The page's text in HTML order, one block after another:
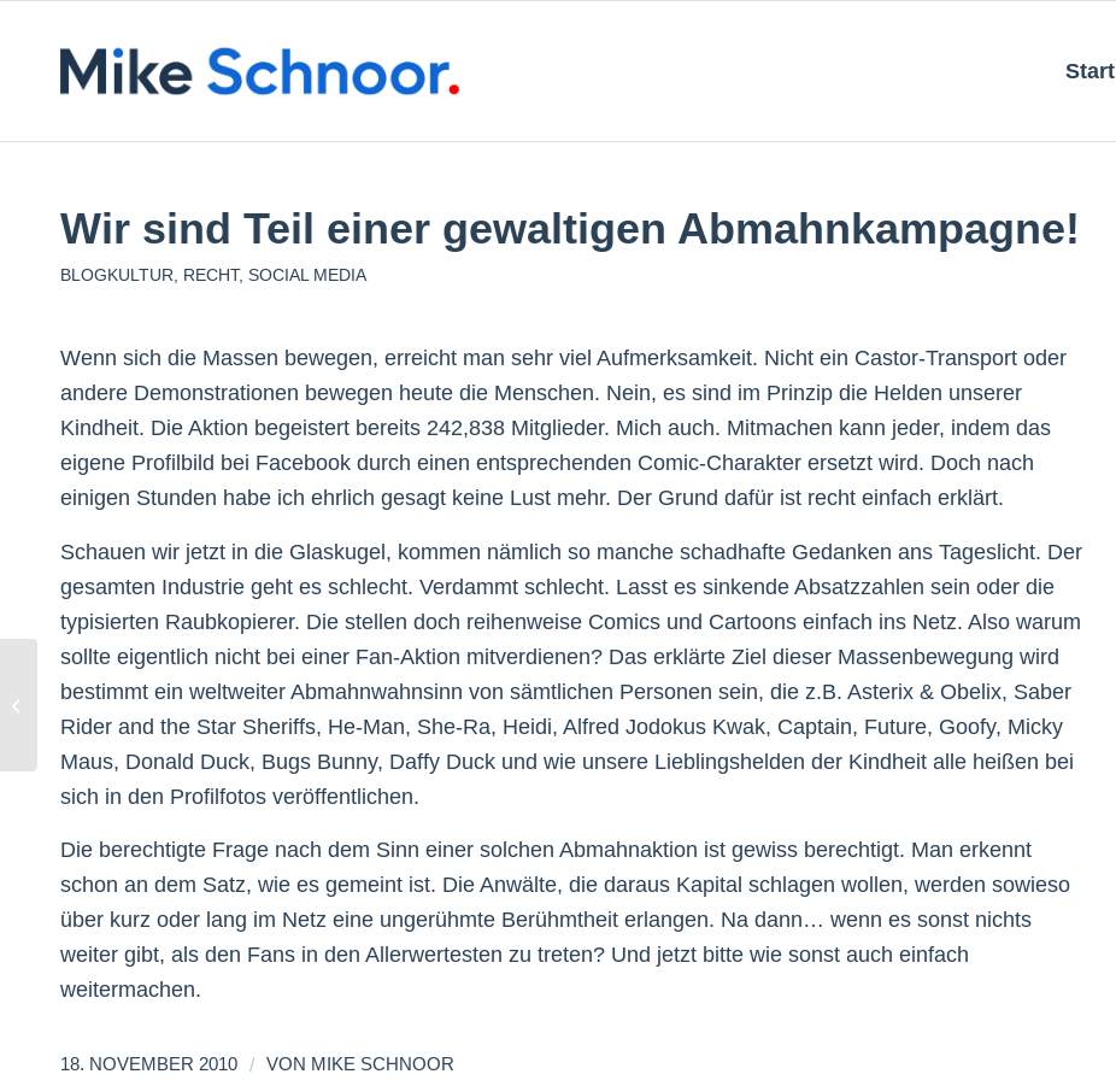
Start
Wir sind Teil einer gewaltigen Abmahnkampagne!
BLOGKULTUR RECHT, SOCIAL MEDIA
Wenn sich die Massen bewegen, erreicht man sehr viel Aufmerksamkeit. Nicht ein Castor-Transport oder
andere Demonstrationen bewegen heute die Menschen. Nein, es sind im Prinzip die Helden unserer
Kindheit. Die Aktion begeistert bereits 242,838 Mitglieder. Mich auch. Mitmachen kann jeder, indem das
eigene Profilbild bei Facebook durch einen entsprechenden Comic-Charakter ersetzt wird. Doch nach
einigen Stunden habe ich ehrlich gesagt keine Lust mehr. Der Grund dafür ist recht einfach erklärt.
Schauen wir jetzt in die Glaskugel, kommen nämlich so manche schadhafte Gedanken ans Tageslicht. Der
gesamten Industrie geht es schlecht. Verdammt schlecht. Lasst es sinkende Absatzzahlen sein oder die
typisierten Raubkopierer. Die stellen doch reihenweise Comics und Cartoons einfach ins Netz. Also warum
sollte eigentlich nicht bei einer Fan-Aktion mitverdienen? Das erklärte Ziel dieser Massenbewegung wird
bestimmt ein weltweiter Abmahnwahnsinn von sämtlichen Personen sein, die z.B. Asterix & Obelix, Saber
Rider and the Star Sheriffs, He-Man, She-Ra, Heidi, Alfred Jodokus Kwak, Captain, Future, Goofy, Micky
Maus, Donald Duck, Bugs Bunny, Daffy Duck und wie unsere Lieblingshelden der Kindheit alle heißen bei
sich in den Profilfotos veröffentlichen.
Die berechtigte Frage nach dem Sinn einer solchen Abmahnaktion ist gewiss berechtigt. Man erkennt
schon an dem Satz, wie es gemeint ist. Die Anwälte, die daraus Kapital schlagen wollen, werden sowieso
über kurz oder lang im Netz eine ungerühmte Berühmtheit erlangen. Na dann… wenn es sonst nichts
weiter gibt, als den Fans in den Allerwertesten zu treten? Und jetzt bitte wie sonst auch einfach
weitermachen.
18. NOVEMBER 2010 / VON MIKE SCHNOOR
The World After Advertising